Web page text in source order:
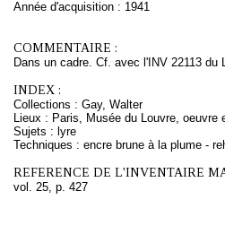
Année d'acquisition : 1941
COMMENTAIRE :
Dans un cadre. Cf. avec l'INV 22113 du
INDEX :
Collections : Gay, Walter
Lieux : Paris, Musée du Louvre, oeuvre
Sujets : lyre
Techniques : encre brune à la plume -
REFERENCE DE L'INVENTAIRE
vol. 25, p. 427